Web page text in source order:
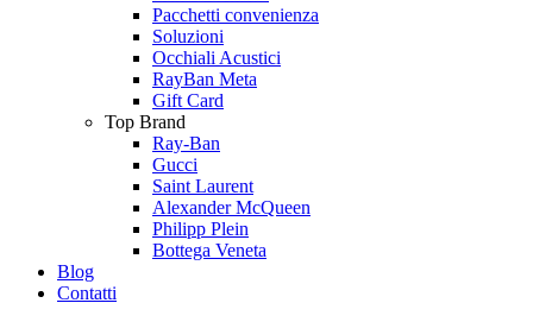
Pacchetti convenienza
Soluzioni
Occhiali Acustici
RayBan Meta
Gift Card
Top Brand
Ray-Ban
Gucci
Saint Laurent
Alexander McQueen
Philipp Plein
Bottega Veneta
Blog
Contatti